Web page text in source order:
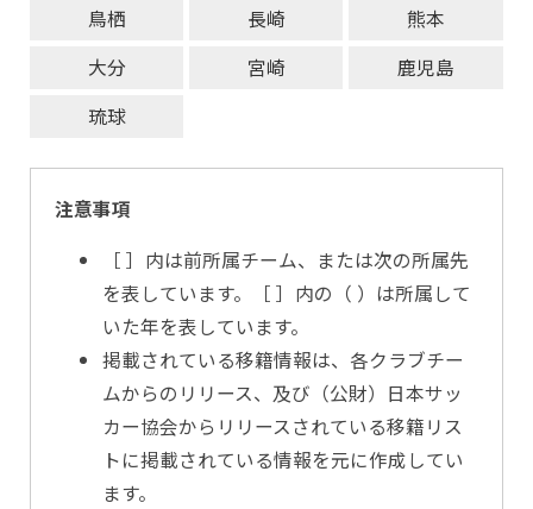
鳥栖
長崎
熊本
大分
宮崎
鹿児島
琉球
注意事項
［ ］内は前所属チーム、または次の所属先
を表しています。［ ］内の（ ）は所属して
いた年を表しています。
掲載されている移籍情報は、各クラブチー
ムからのリリース、及び（公財）日本サッ
カー協会からリリースされている移籍リス
トに掲載されている情報を元に作成してい
ます。